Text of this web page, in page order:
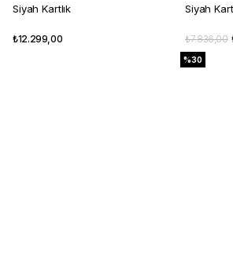
Siyah Kartlık
₺12.299,00
Siyah
₺7.836,00
%30